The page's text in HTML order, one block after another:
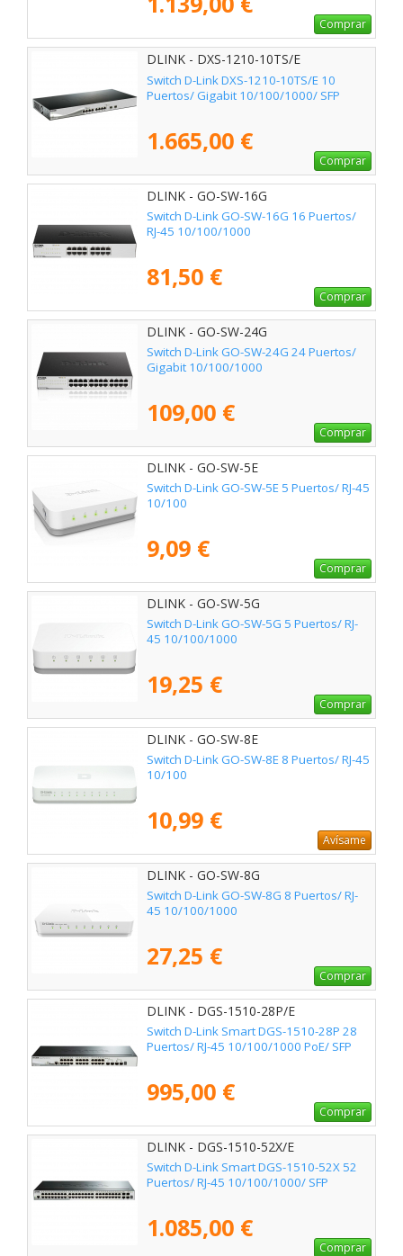
Comprar
DLINK - DXS-1210-10TS/E
Switch D-Link DXS-1210-10TS/E 10
Puertos/ Gigabit 10/100/1000/ SFP
1.665,00 €
Comprar
DLINK - GO-SW-16G
Switch D-Link GO-SW-16G 16 Puertos/
RJ-45 10/100/1000
81,50 €
Comprar
DLINK - GO-SW-24G
Switch D-Link GO-SW-24G 24 Puertos/
Gigabit 10/100/1000
109,00 €
Comprar
DLINK - GO-SW-5E
Switch D-Link GO-SW-5E 5 Puertos/ RJ-45
10/100
9,09 €
Comprar
DLINK - GO-SW-5G
Switch D-Link GO-SW-5G 5 Puertos/ RJ-
45 10/100/1000
19,25 €
Comprar
DLINK - GO-SW-8E
Switch D-Link GO-SW-8E 8 Puertos/ RJ-45
10/100
10,99 €
Avísame
DLINK - GO-SW-8G
Switch D-Link GO-SW-8G 8 Puertos/ RJ-
45 10/100/1000
27,25 €
Comprar
DLINK - DGS-1510-28P/E
Switch D-Link Smart DGS-1510-28P 28
Puertos/ RJ-45 10/100/1000 PoE/ SFP
995,00 €
Comprar
DLINK - DGS-1510-52X/E
Switch D-Link Smart DGS-1510-52X 52
Puertos/ RJ-45 10/100/1000/ SFP
1.085,00 €
Comprar